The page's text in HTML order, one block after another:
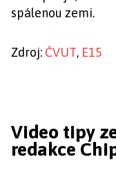
spálenou zemi.
Zdroj: ČVUT, E15
Video tipy
redakce